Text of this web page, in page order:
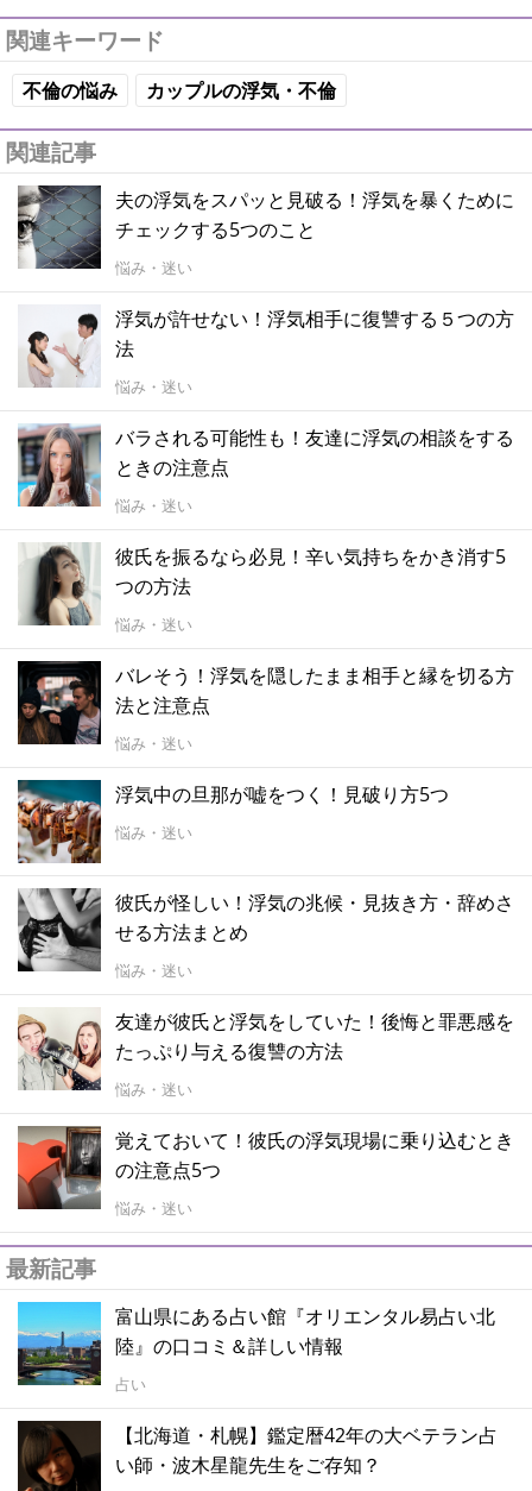
関連キーワード
不倫の悩み カップルの浮気・不倫
関連記事
夫の浮気をスパッと見破る！浮気を暴くために
チェックする5つのこと
悩み・迷い
浮気が許せない！浮気相手に復讐する５つの方
法
悩み・迷い
バラされる可能性も！友達に浮気の相談をする
ときの注意点
悩み・迷い
彼氏を振るなら必見！辛い気持ちをかき消す5
つの方法
悩み・迷い
バレそう！浮気を隠したまま相手と縁を切る方
法と注意点
悩み・迷い
浮気中の旦那が嘘をつく！見破り方5つ
悩み・迷い
彼氏が怪しい！浮気の兆候・見抜き方・辞めさ
せる方法まとめ
悩み・迷い
友達が彼氏と浮気をしていた！後悔と罪悪感を
たっぷり与える復讐の方法
悩み・迷い
覚えておいて！彼氏の浮気現場に乗り込むとき
の注意点5つ
悩み・迷い
最新記事
富山県にある占い館『オリエンタル易占い北
陸』の口コミ＆詳しい情報
占い
【北海道・札幌】鑑定暦42年の大ベテラン占
い師・波木星龍先生をご存知？